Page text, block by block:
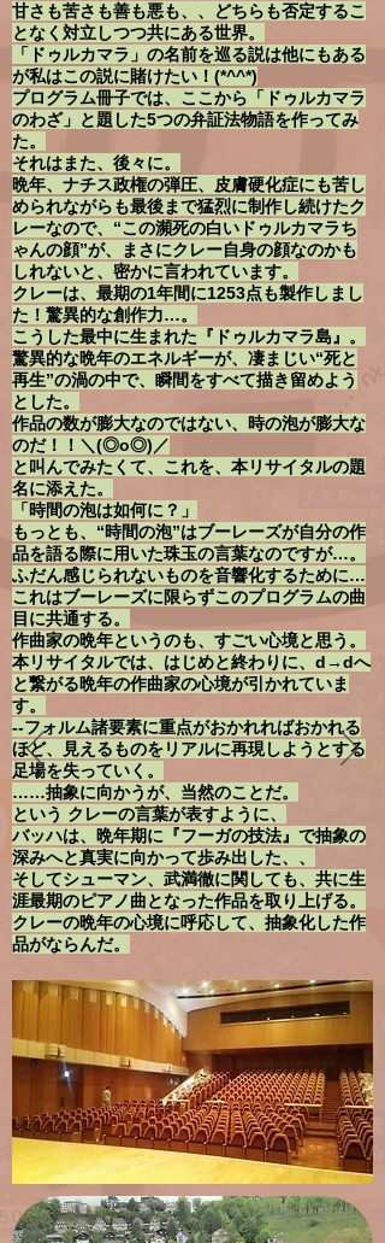
甘さも苦さも善も悪も、、どちらも否定するこ
となく対立しつつ共にある世界。
「ドゥルカマラ」の名前を巡る説は他にもある
が私はこの説に賭けたい！(*^^*)
プログラム冊子では、ここから「ドゥルカマラ
のわざ」と題した5つの弁証法物語を作ってみ
た。
それはまた、後々に。
晩年、ナチス政権の弾圧、皮膚硬化症にも苦し
められながらも最後まで猛烈に制作し続けたク
レーなので、“この瀕死の白いドゥルカマラち
ゃんの顔”が、まさにクレー自身の顔なのかも
しれないと、密かに言われています。
クレーは、最期の1年間に1253点も製作しまし
た！驚異的な創作力…。
こうした最中に生まれた『ドゥルカマラ島』。
驚異的な晩年のエネルギーが、凄まじい“死と
再生”の渦の中で、瞬間をすべて描き留めよう
とした。
作品の数が膨大なのではない、時の泡が膨大な
のだ！！＼(◎o◎)／
と叫んでみたくて、これを、本リサイタルの題
名に添えた。
「時間の泡は如何に？」
もっとも、“時間の泡”はブーレーズが自分の作
品を語る際に用いた珠玉の言葉なのですが…。
ふだん感じられないものを音響化するために…
これはブーレーズに限らずこのプログラムの曲
目に共通する。
作曲家の晩年というのも、すごい心境と思う。
本リサイタルでは、はじめと終わりに、d→dへ
と繋がる晩年の作曲家の心境が引かれていま
す。
--フォルム諸要素に重点がおかれればおかれる
ほど、見えるものをリアルに再現しようとする
足場を失っていく。
……抽象に向かうが、当然のことだ。
という クレーの言葉が表すように、
バッハは、晩年期に『フーガの技法』で抽象の
深みへと真実に向かって歩み出した、、
そしてシューマン、武満徹に関しても、共に生
涯最期のピアノ曲となった作品を取り上げる。
クレーの晩年の心境に呼応して、抽象化した作
品がならんだ。